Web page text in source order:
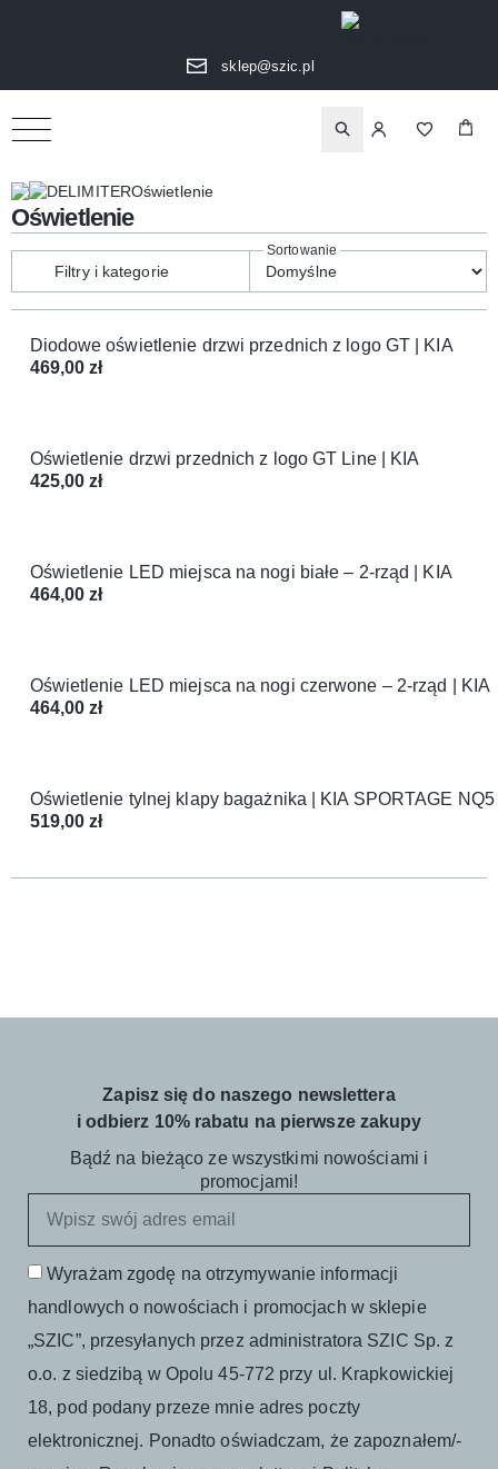
sklep@szic.pl
Oświetlenie
Oświetlenie
Filtry i kategorie
Diodowe oświetlenie drzwi przednich z logo GT | KIA
469,00zł
Oświetlenie drzwi przednich z logo GT Line | KIA
425,00zł
Oświetlenie LED miejsca na nogi białe – 2-rząd | KIA
464,00zł
Oświetlenie LED miejsca na nogi czerwone – 2-rząd | KIA
464,00zł
Oświetlenie tylnej klapy bagażnika | KIA SPORTAGE
519,00zł
Zapisz się do naszego newslettera
i odbierz 10% rabatu na pierwsze zakupy
Bądź na bieżąco ze wszystkimi nowościami i
promocjami!
Wyrażam zgodę na otrzymywanie informacji
handlowych o nowościach i promocjach w sklepie
„SZIC”, przesyłanych przez administratora SZIC Sp. z
o.o. z siedzibą w Opolu 45-772 przy ul. Krapkowickiej
18, pod podany przeze mnie adres poczty
elektronicznej. Ponadto oświadczam, że zapoznałem/-